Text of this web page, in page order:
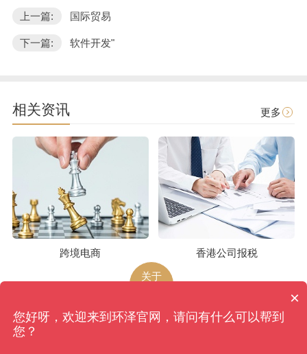
上一篇: 国际贸易
下一篇: 软件开发"
相关资讯 更多
跨境电商
香港公司报税
关于
环泽版权所有
网站地图
香港、成都、北京、上海、广州、南京、昆明、武汉...
×
您好呀，欢迎来到环泽官网，请问有什么可以帮到
您？